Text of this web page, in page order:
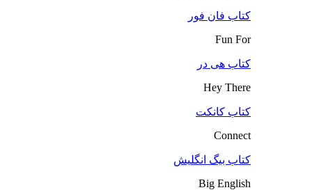
کتاب فان فور
Fun For
کتاب هی در
Hey There
کتاب کانکت
Connect
کتاب بیگ انگلیش
Big English